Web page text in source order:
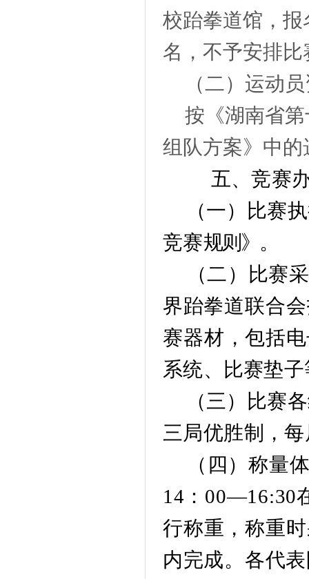
校跆拳道馆，报
名，不予安排比
（二） 运动
按《湖南省
组队方案》中
五、竞赛
（一）比赛
竞赛规则》。
（二）比赛
界跆拳道联合
赛器材，包括
系统、比赛垫
（三）比赛
三局优胜制
，每
（ 四 ）称量
14：00—16:30
行称重，称重
内完成。各代